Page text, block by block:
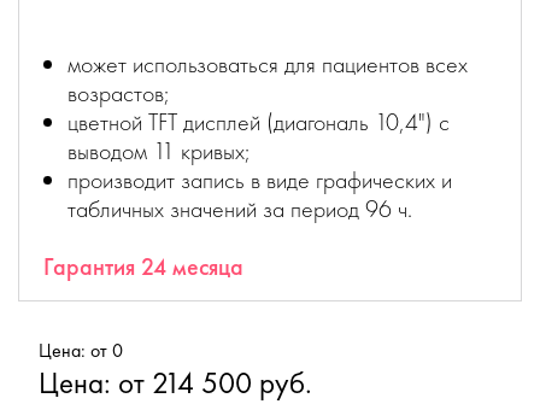
может использоваться для пациентов всех
возрастов;
цветной TFT дисплей (диагональ 10,4") с
выводом 11 кривых;
производит запись в виде графических и
табличных значений за период 96 ч.
Гарантия 24 месяца
Цена: от 0
Цена: от 214 500 руб.